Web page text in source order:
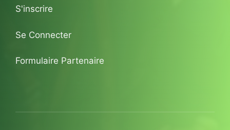
S'inscrire
Se Connecter
Formulaire Partenaire